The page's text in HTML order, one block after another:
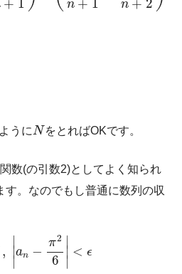
+ 1 n + 1 n + 2
うにN
N をとればOKです。
数(の引数2)としてよく知られ
す。なのでもし普通に数列の収
, ∣
∣
an −
π2
6
∣
∣
< ϵ
a 6| <